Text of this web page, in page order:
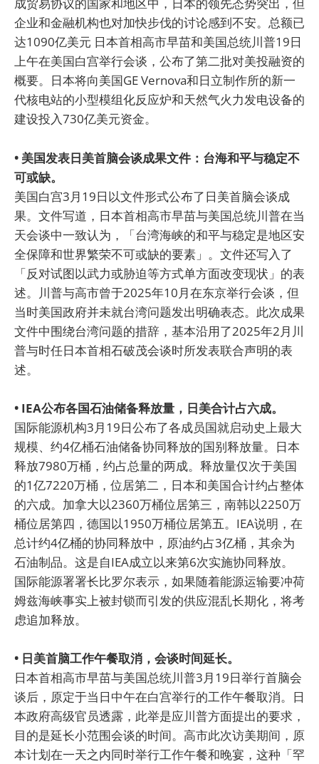
成贸易协议的国家和地区中，日本的领先态势突出，但
企业和金融机构也对加快步伐的讨论感到不安。总额已
达1090亿美元 日本首相高市早苗和美国总统川普19日
上午在美国白宫举行会谈，公布了第二批对美投融资的
概要。日本将向美国GE Vernova和日立制作所的新一
代核电站的小型模组化反应炉和天然气火力发电设备的
建设投入730亿美元资金。
• 美国发表日美首脑会谈成果文件：台海和平与稳定不
可或缺。
美国白宫3月19日以文件形式公布了日美首脑会谈成
果。文件写道，日本首相高市早苗与美国总统川普在当
天会谈中一致认为，「台湾海峡的和平与稳定是地区安
全保障和世界繁荣不可或缺的要素」。文件还写入了
「反对试图以武力或胁迫等方式单方面改变现状」的表
述。川普与高市曾于2025年10月在东京举行会谈，但
当时美国政府并未就台湾问题发出明确表态。此次成果
文件中围绕台湾问题的措辞，基本沿用了2025年2月川
普与时任日本首相石破茂会谈时所发表联合声明的表
述。
• IEA公布各国石油储备释放量，日美合计占六成。
国际能源机构3月19日公布了各成员国就启动史上最大
规模、约4亿桶石油储备协同释放的国别释放量。日本
释放7980万桶，约占总量的两成。释放量仅次于美国
的1亿7220万桶，位居第二，日本和美国合计约占整体
的六成。加拿大以2360万桶位居第三，南韩以2250万
桶位居第四，德国以1950万桶位居第五。IEA说明，在
总计约4亿桶的协同释放中，原油约占3亿桶，其余为
石油制品。这是自IEA成立以来第6次实施协同释放。
国际能源署署长比罗尔表示，如果随着能源运输要冲荷
姆兹海峡事实上被封锁而引发的供应混乱长期化，将考
虑追加释放。
• 日美首脑工作午餐取消，会谈时间延长。
日本首相高市早苗与美国总统川普3月19日举行首脑会
谈后，原定于当日中午在白宫举行的工作午餐取消。日
本政府高级官员透露，此举是应川普方面提出的要求，
目的是延长小范围会谈的时间。高市此次访美期间，原
本计划在一天之内同时举行工作午餐和晚宴，这种「罕